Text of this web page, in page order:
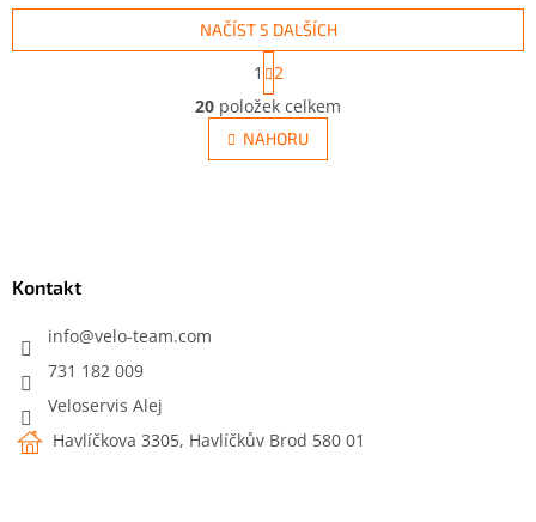
O
v
l
á
p
NAČÍST 5 DALŠÍCH
S
t
r
á
n
k
1
2
20 položek celkem
NAHORU
Kontakt
info@velo-team.com
731 182 009
Veloservis Alej
Havlíčkova 3305, Havlíčkův Brod 580 01